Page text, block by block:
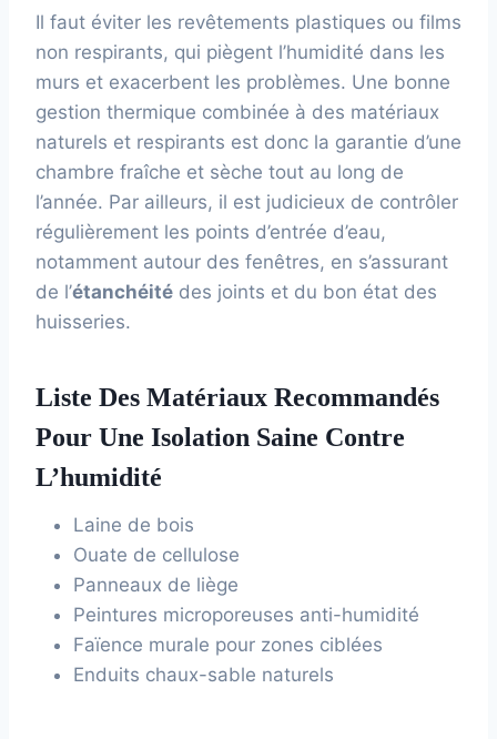
Il faut éviter les revêtements plastiques ou films
non respirants, qui piègent l’humidité dans les
murs et exacerbent les problèmes. Une bonne
gestion thermique combinée à des matériaux
naturels et respirants est donc la garantie d’une
chambre fraîche et sèche tout au long de
l’année. Par ailleurs, il est judicieux de contrôler
régulièrement les points d’entrée d’eau,
notamment autour des fenêtres, en s’assurant
de l’étanchéité des joints et du bon état des
huisseries.
Liste Des Matériaux Recommandés
Pour Une Isolation Saine Contre
L’humidité
Laine de bois
Ouate de cellulose
Panneaux de liège
Peintures microporeuses anti-humidité
Faïence murale pour zones ciblées
Enduits chaux-sable naturels